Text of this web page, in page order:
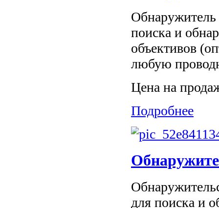
поиска и
объективов
любую
Цена на
Подробнее
для поиска и